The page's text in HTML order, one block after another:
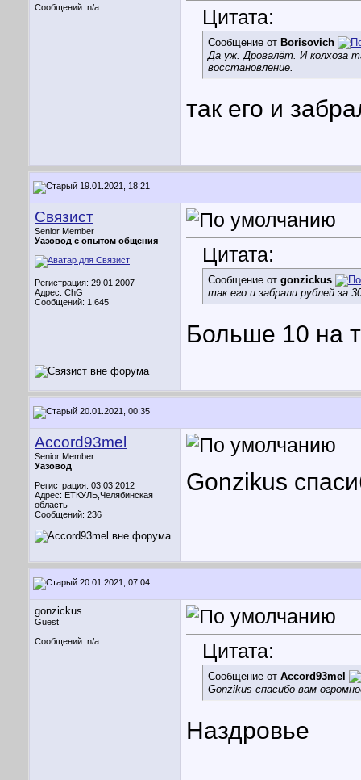
Сообщений: n/a Цитата:
Сообщение от Borisovich
Да уж. Дровалёт. И колхоза
восстановление.
так его и
19.01.2021, 18:21
Связист
Senior Member
Уазовод с опытом общения
Регистрация: 29.01.2007
Адрес: ChG
Сообщений: 1,645
Цитата:
Сообщение от gonzickus
так его и забрали рублей за
Больше 10 на
20.01.2021, 00:35
Accord93mel
Senior Member
Уазовод
Регистрация: 03.03.2012
Адрес: ЕТКУЛЬ,Челябинская
область
Сообщений: 236
Gonzikus
20.01.2021, 07:04
gonzickus
Guest
Сообщений: n/a
Цитата:
Сообщение от Accord93mel
Gonzikus спасибо вам
Наздровье